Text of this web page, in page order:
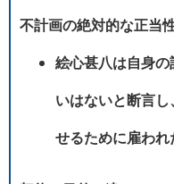
不計画の絶対的な正当
絵心甚八は自身
いはないと断言
せるために雇われ